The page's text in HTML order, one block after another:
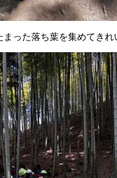
まった落ち葉を集めてきれ